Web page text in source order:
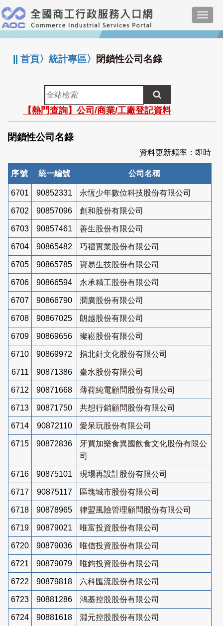
跳
到
主
要
:::
||首頁〉統計專區〉 閉鎖性公司名錄
全
站
檢
索
【熱門查詢】公司/商業/工廠登記資料
閉鎖性公司名錄
資料更新頻率：即時
序號 統一編號 公司名稱
6701 90852331 永恆少年數位科技股份有限公司
6702 90857096 創和股份有限公司
6703 90857461 善生股份有限公司
6704 90865482 巧福實業股份有限公司
6705 90865785 寶易生技股份有限公司
6706 90866594 永承精工股份有限公司
6707 90866790 潤廣股份有限公司
6708 90867025 朗越股份有限公司
6709 90869656 璨崧股份有限公司
6710 90869972 指北針文化股份有限公司
6711 90871386 臺水股份有限公司
6712 90871668 薄荷純電顧問股份有限公司
6713 90871750 共想行銷顧問股份有限公司
6714 90872110 愛呆玩股份有限公司
6715 90872836
牙買加樂食異國飲食文化股份有限公
司
6716 90875101 現場再設計股份有限公司
6717 90875117 區塊城市股份有限公司
6718 90878965 律盟風險管理顧問股份有限公司
6719 90879021 唯富投資股份有限公司
6720 90879036 唯信投資股份有限公司
6721 90879079 唯鈞投資股份有限公司
6722 90879818 六科匯流股份有限公司
6723 90881286 鴻基控股股份有限公司
6724 90881618 淵元控股股份有限公司